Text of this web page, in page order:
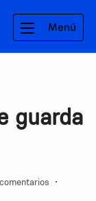
Menú
guarda
•